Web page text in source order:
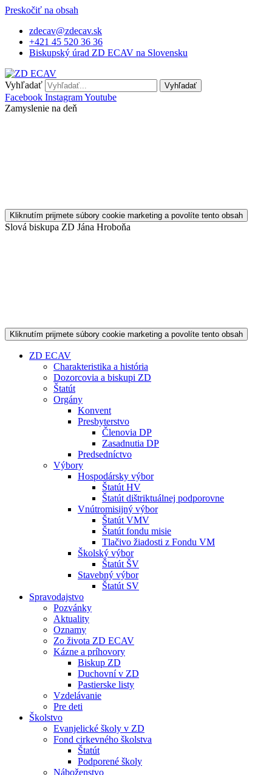
Preskočiť na obsah
zdecav@zdecav.sk
+421 45 520 36 36
Biskupský úrad ZD ECAV na Slovensku
Vyhľadať Vyhľadať
Facebook InstagramYoutube
Zamyslenie na deň
Kliknutím prijmete súbory cookie marketing a povolíte tento obsah
Slová biskupa ZD Jána Hroboňa
Kliknutím prijmete súbory cookie marketing a povolíte tento obsah
ZD ECAV
Charakteristika a história
Dozorcovia a biskupi ZD
Štatút
Orgány
Konvent
Presbyterstvo
Členovia DP
Zasadnutia DP
Predsedníctvo
Výbory
Hospodársky výbor
Štatút HV
Štatút dištriktuálnej podporovne
Vnútromisijný výbor
Štatút VMV
Štatút fondu misie
Tlačivo žiadosti z Fondu VM
Školský výbor
Štatút ŠV
Stavebný výbor
Štatút SV
Spravodajstvo
Pozvánky
Aktuality
Oznamy
Zo života ZD ECAV
Kázne a príhovory
Biskup ZD
Duchovní v ZD
Pastierske listy
Vzdelávanie
Pre deti
Školstvo
Evanjelické školy v ZD
Fond cirkevného školstva
Štatút
Podporené školy
Náboženstvo